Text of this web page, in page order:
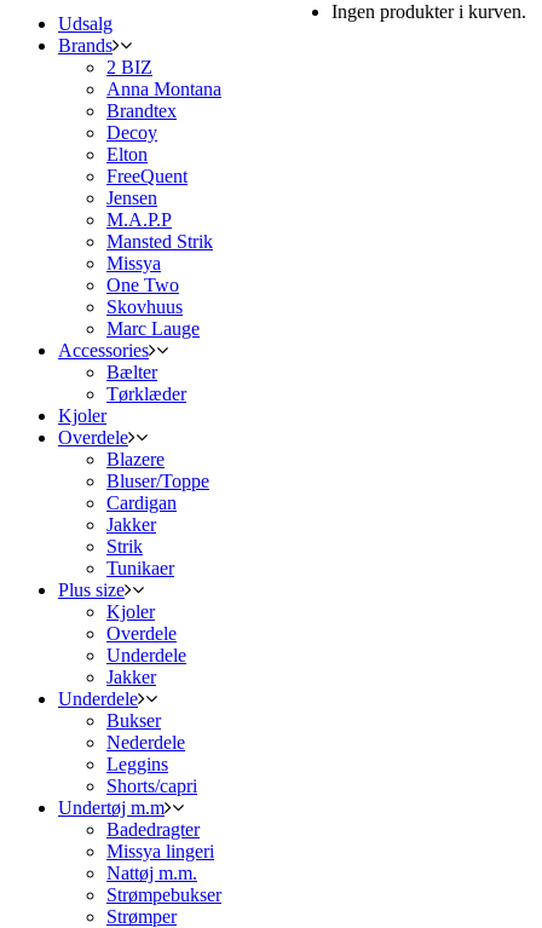
Ingen produkter i kurven.
Udsalg
Brands
2 BIZ
Anna Montana
Brandtex
Decoy
Elton
FreeQuent
Jensen
M.A.P.P
Mansted Strik
Missya
One Two
Skovhuus
Marc Lauge
Accessories
Bælter
Tørklæder
Kjoler
Overdele
Blazere
Bluser/Toppe
Cardigan
Jakker
Strik
Tunikaer
Plus size
Kjoler
Overdele
Underdele
Jakker
Underdele
Bukser
Nederdele
Leggins
Shorts/capri
Undertøj m.m
Badedragter
Missya lingeri
Nattøj m.m.
Strømpebukser
Strømper